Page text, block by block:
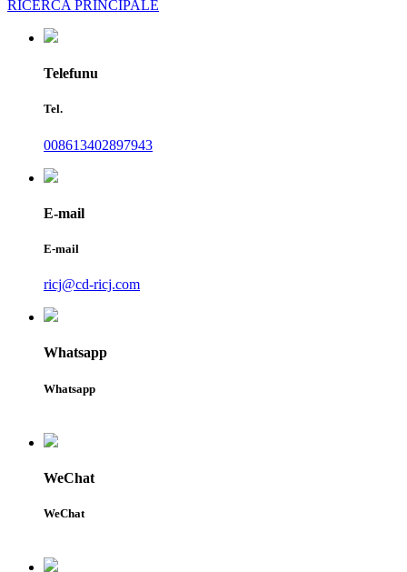
RICERCA PRINCIPALE
Telefunu
Tel.
008613402897943
E-mail
E-mail
ricj@cd-ricj.com
Whatsapp
Whatsapp
WeChat
WeChat